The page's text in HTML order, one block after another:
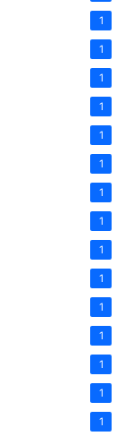
1
1
1
1
1
1
1
1
1
1
1
1
1
1
1